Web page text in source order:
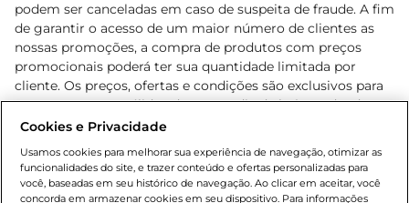
podem ser canceladas em caso de suspeita de fraude. A fim
de garantir o acesso de um maior número de clientes as
nossas promoções, a compra de produtos com preços
promocionais poderá ter sua quantidade limitada por
cliente. Os preços, ofertas e condições são exclusivos para
o e-commerce e válidos durante o dia de hoje, podendo
sofrer alterações sem prévia notificação. Proibida a venda
Lei n.º 8069/90, art. 81, inciso II (Estatuto da Criança e do
Adolescente). Preços e condições exclusivos para o
Cookies e Privacidade
Usamos cookies para melhorar sua experiência de navegação, otimizar as
funcionalidades do site, e trazer conteúdo e ofertas personalizadas para
você, baseadas em seu histórico de navegação. Ao clicar em aceitar, você
concorda em armazenar cookies em seu dispositivo. Para informações